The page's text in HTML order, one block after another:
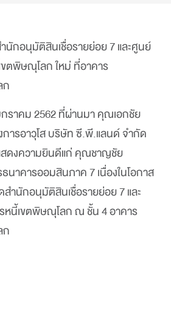
นักอนุมัติสินเชื่อรายย่อย 7 และศูนย์
ตพิษณุโลก ใหม่ ที่อาคาร
ราคม 2562 ที่ผ่านมา คุณเอกชัย
การอาวุโส บริษัท ซี.พี.แลนด์ จำกัด
ดงความยินดีแก่ คุณชาญชัย
นาคารออมสินภาค 7 เนื่องในโอกาส
ำนักอนุมัติสินเชื่อรายย่อย 7 และ
หนี้เขตพิษณุโลก ณ ชั้น 4 อาคาร